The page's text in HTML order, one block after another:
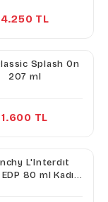
4.250 TL
Splash On
207 ml
1.600 TL
L'Interdıt
80 ml Kadın